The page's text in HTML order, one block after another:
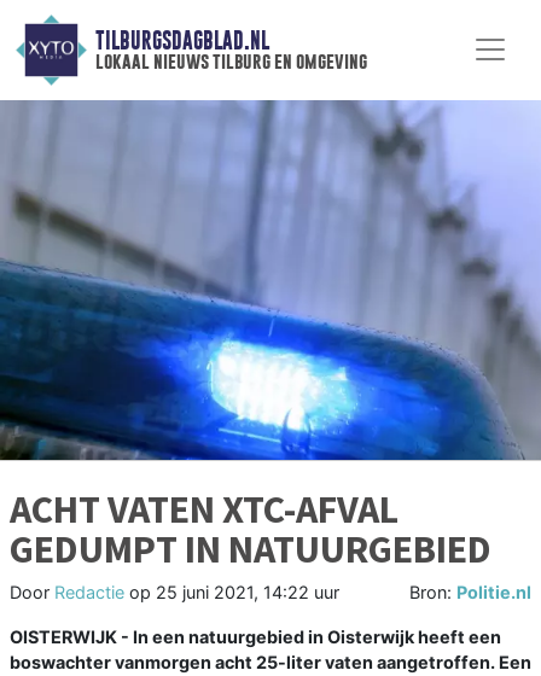
TILBURGSDAGBLAD.NL
lokaal nieuws tilburg en omgeving
ACHT VATEN XTC-AFVAL
GEDUMPT IN NATUURGEBIED
Door Redactie op 25 juni 2021, 14:22 uur Bron: Politie.nl
OISTERWIJK - In een natuurgebied in Oisterwijk heeft een
boswachter vanmorgen acht 25-liter vaten aangetroffen. Een